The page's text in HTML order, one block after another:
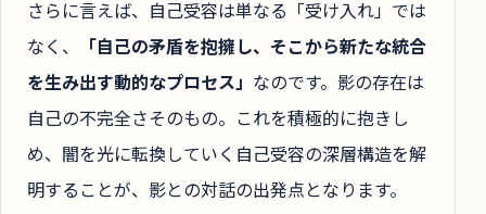
さらに言えば、自己受容は単なる「受け入れ」では
なく、
「自己の矛盾を抱擁し、そこから新たな統合
を生み出す動的なプロセス」 なのです。影の存在は
自己の不完全さそのもの。これを積極的に抱きし
め、闇を光に転換していく自己受容の深層構造を解
明することが、影との対話の出発点となります。